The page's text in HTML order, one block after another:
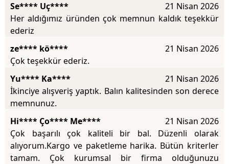
Se**** Uç****
21 Nisan 2026
Her aldığımız üründen çok memnun kaldık teşekkür
ederiz
ze**** kö****
21 Nisan 2026
Çok teşekkür ederiz.
Yu**** Ka****
21 Nisan 2026
İkinciye alışveriş yaptık. Balın kalitesinden son derece
memnunuz.
Hi**** Ço**** Me****
21 Nisan 2026
Çok başarılı çok kaliteli bir bal. Düzenli olarak
alıyorum.Kargo ve paketleme harika. Bütün kriterler
tamam. Çok kurumsal bir firma olduğunuzu